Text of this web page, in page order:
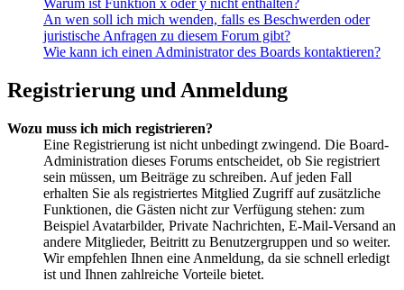
Warum ist Funktion x oder y nicht enthalten?
An wen soll ich mich wenden, falls es Beschwerden oder
juristische Anfragen zu diesem Forum gibt?
Wie kann ich einen Administrator des Boards kontaktieren?
Registrierung und Anmeldung
Wozu muss ich mich registrieren?
Eine Registrierung ist nicht unbedingt zwingend. Die Board-
Administration dieses Forums entscheidet, ob Sie registriert
sein müssen, um Beiträge zu schreiben. Auf jeden Fall
erhalten Sie als registriertes Mitglied Zugriff auf zusätzliche
Funktionen, die Gästen nicht zur Verfügung stehen: zum
Beispiel Avatarbilder, Private Nachrichten, E-Mail-Versand an
andere Mitglieder, Beitritt zu Benutzergruppen und so weiter.
Wir empfehlen Ihnen eine Anmeldung, da sie schnell erledigt
ist und Ihnen zahlreiche Vorteile bietet.